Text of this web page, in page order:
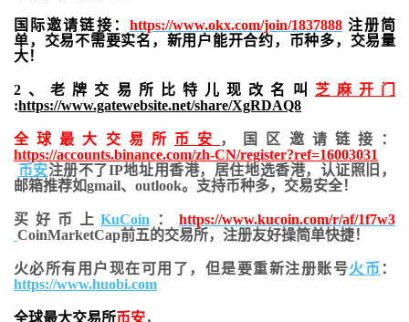
国际邀请链接： https://www.okx.com/join/1837888注册简
单，交易不需要实名，新用户能开合约， 币种多，交易量
大！
2、老牌交易所比特儿现改名叫 芝麻开门
:https://www.gatewebsite.net/share/XgRDAQ8
全球最大交易所 币安
，国区邀请链接：
https://accounts.binance.com/zh-CN/register?ref=16003031
币安注册不了IP地址用香港，居住地选香港，认证照旧，
邮箱推荐如gmail、outlook。支持币种多，交易安全！
买好币上KuCoin ：https://www.kucoin.com/r/af/1f7w3
CoinMarketCap前五的交易所，注册友好操简单快捷！
火必所有用户现在可用了，但是要重新注册账号火币 ：
https://www.huobi.com
全球最大交易所币安，